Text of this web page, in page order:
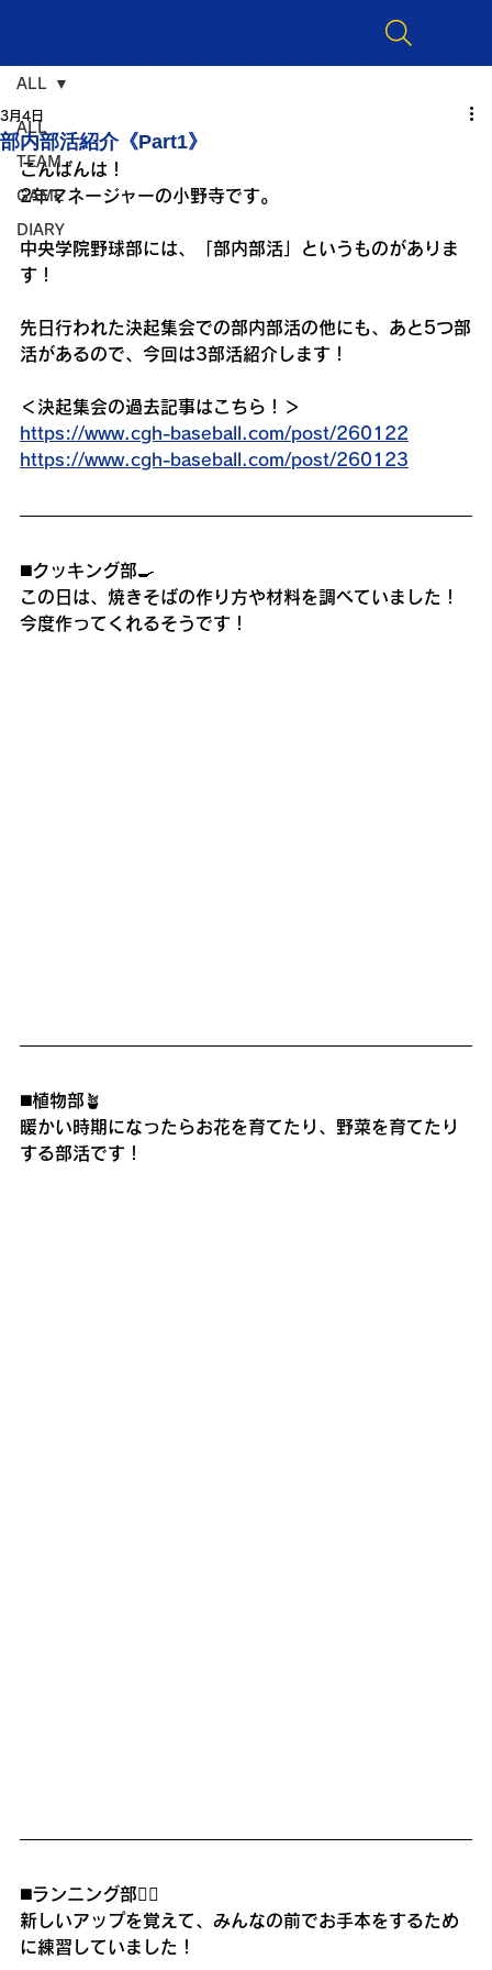
ALL
TEAM
GAME
DIARY
ALL
部内部活紹介《Part1》
3月4日
こんばんは！
2年マネージャーの小野寺です。
中央学院野球部には、「部内部活」というものがありま
す！
先日行われた決起集会での部内部活の他にも、あと5つ部
活があるので、今回は3部活紹介します！
＜決起集会の過去記事はこちら！＞
https://www.cgh-baseball.com/post/260122
https://www.cgh-baseball.com/post/260123
◼️クッキング部🍳
この日は、焼きそばの作り方や材料を調べていました！
今度作ってくれるそうです！
◼️植物部🪴
暖かい時期になったらお花を育てたり、野菜を育てたり
する部活です！
◼️ランニング部🏃‍♂️
新しいアップを覚えて、みんなの前でお手本をするため
に練習していました！